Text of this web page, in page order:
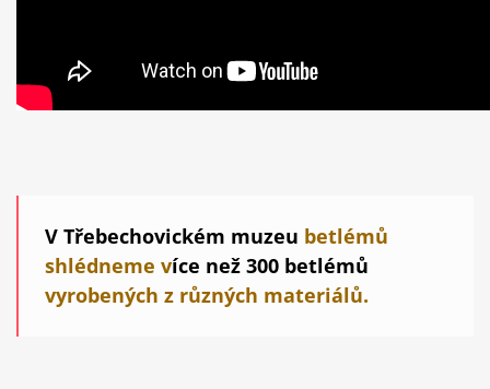
V Třebechovickém muzeu betlémů
shlédneme více než 300 betlémů
vyrobených z různých materiálů.